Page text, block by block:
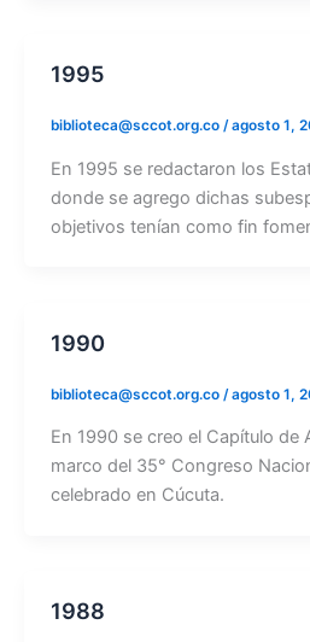
1995
biblioteca@sccot.org.co /agosto 1,
En 1995 se redactaron los
donde se agrego dichas
objetivos tenían como fin
1990
biblioteca@sccot.org.co /agosto 1,
En 1990 se creo el Capítulo de
marco del 35° Congreso
celebrado en Cúcuta.
1988